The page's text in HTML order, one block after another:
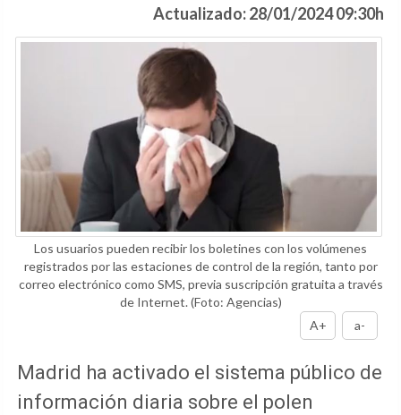
Actualizado: 28/01/2024 09:30h
Los usuarios pueden recibir los boletines con los volúmenes
registrados por las estaciones de control de la región, tanto por
correo electrónico como SMS, previa suscripción gratuita a través
de Internet.(Foto: Agencias)
A+
a-
Madrid ha activado el sistema público de
información diaria sobre el polen